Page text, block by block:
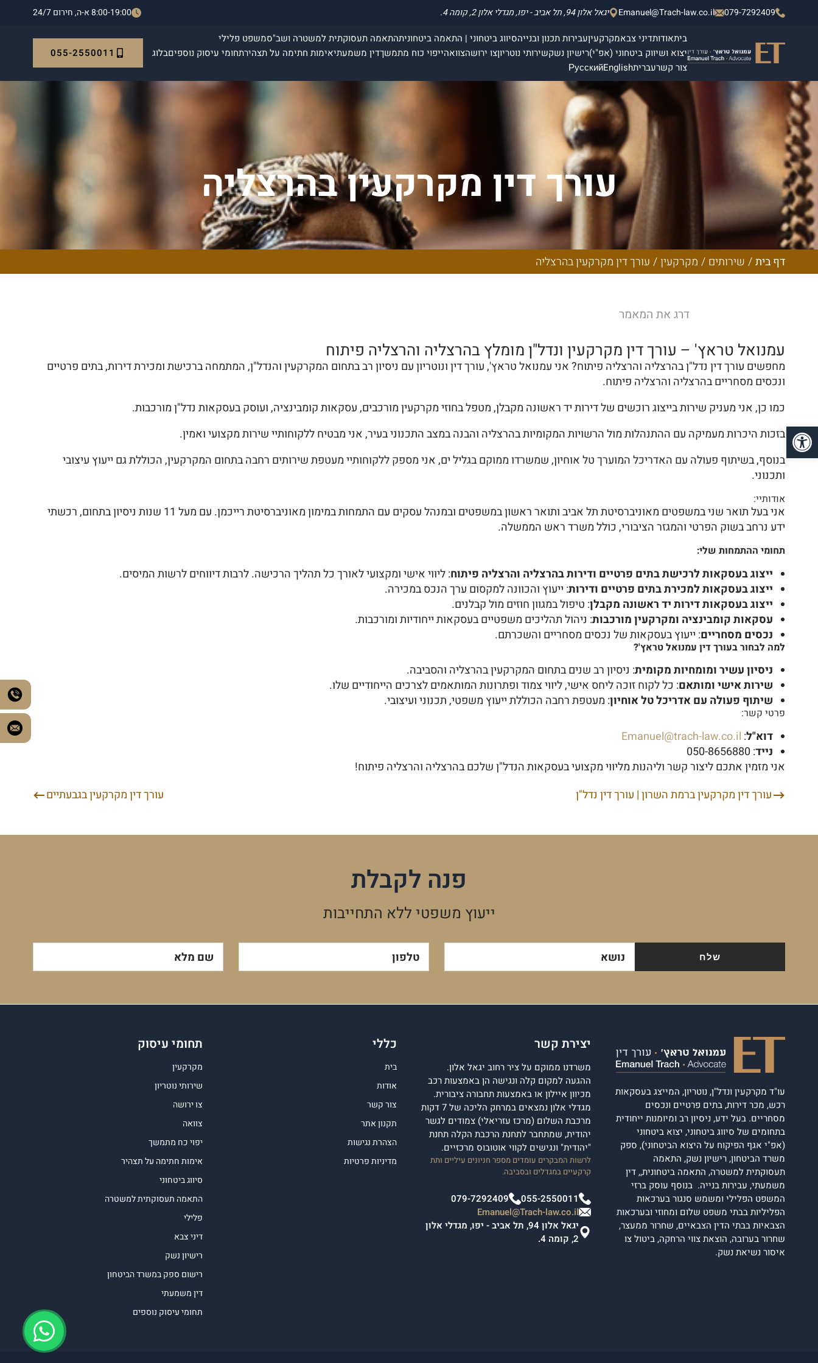
079-7292409
Emanuel@Trach-law.co.il יגאל אלון 94, תל אביב - יפו, מגדלי אלון 2, קומה 4. 8:00-19:00 א-ה, חירום 24/7
ביתאודותדיני צבאמקרקעיןעבירות תכנון ובנייהסיווג ביטחוני | התאמה ביטחוניתהתאמה תעסוקתית למשטרה ושב"סמשפט פלילי
יצוא ושיווק ביטחוני (אפ"י)רישיון נשקשירותי נוטריוןצו ירושהצוואהייפוי כוח מתמשךדין משמעתיאימות חתימה על תצהירתחומי עיסוק נוספיםבלוג
צור קשרעבריתEnglish
Русский
055-2550011
עורך דין מקרקעין בהרצליה
דף בית/ שירותים / מקרקעין/ עורך דין מקרקעין בהרצליה
דרג את המאמר
עמנואל טראץ' – עורך דין מקרקעין ונדל"ן מומלץ בהרצליה והרצליה פיתוח
מחפשים עורך דין נדל"ן בהרצליה והרצליה פיתוח? אני עמנואל טראץ', עורך דין ונוטריון עם ניסיון רב בתחום המקרקעין והנדל"ן, המתמחה ברכישת ומכירת דירות, בתים פרטיים
ונכסים מסחריים בהרצליה והרצליה פיתוח.
כמו כן, אני מעניק שירות בייצוג רוכשים של דירות יד ראשונה מקבלן, מטפל בחוזי מקרקעין מורכבים, עסקאות קומבינציה, ועוסק בעסקאות נדל"ן מורכבות.
בזכות היכרות מעמיקה עם ההתנהלות מול הרשויות המקומיות בהרצליה והבנה במצב התכנוני בעיר, אני מבטיח ללקוחותיי שירות מקצועי ואמין.
בנוסף, בשיתוף פעולה עם האדריכל המוערך טל אוחיון, שמשרדו ממוקם בגליל ים, אני מספק ללקוחותיי מעטפת שירותים רחבה בתחום המקרקעין, הכוללת גם ייעוץ עיצובי
ותכנוני.
אודותיי:
אני בעל תואר שני במשפטים מאוניברסיטת תל אביב ותואר ראשון במשפטים ובמנהל עסקים עם התמחות במימון מאוניברסיטת רייכמן. עם מעל 11 שנות ניסיון בתחום, רכשתי
ידע נרחב בשוק הפרטי והמגזר הציבורי, כולל משרד ראש הממשלה.
תחומי ההתמחות שלי:
ייצוג בעסקאות לרכישת בתים פרטיים ודירות בהרצליה והרצליה פיתוח: ליווי אישי ומקצועי לאורך כל תהליך הרכישה. לרבות דיווחים לרשות המיסים.
ייצוג בעסקאות למכירת בתים פרטיים ודירות: ייעוץ והכוונה למקסום ערך הנכס במכירה.
ייצוג בעסקאות דירות יד ראשונה מקבלן: טיפול במגוון חוזים מול קבלנים.
עסקאות קומבינציה ומקרקעין מורכבות: ניהול תהליכים משפטיים בעסקאות ייחודיות ומורכבות.
נכסים מסחריים: ייעוץ בעסקאות של נכסים מסחריים והשכרתם.
למה לבחור בעורך דין עמנואל טראץ'?
ניסיון עשיר ומומחיות מקומית: ניסיון רב שנים בתחום המקרקעין בהרצליה והסביבה.
שירות אישי ומותאם: כל לקוח זוכה ליחס אישי, ליווי צמוד ופתרונות המותאמים לצרכים הייחודיים שלו.
שיתוף פעולה עם אדריכל טל אוחיון: מעטפת רחבה הכוללת ייעוץ משפטי, תכנוני ועיצובי.
פרטי קשר:
דוא"ל:
Emanuel@trach-law.co.il
נייד: 050-8656880
אני מזמין אתכם ליצור קשר וליהנות מליווי מקצועי בעסקאות הנדל"ן שלכם בהרצליה והרצליה פיתוח!
ניווטעורך דין מקרקעין ברמת השרון | עורך דין נדל"ן עורך דין מקרקעין בגבעתיים
פנה לקבלת
ייעוץ משפטי ללא התחייבות
שם מלא טלפון נושא
עו"ד מקרקעין ונדל"ן, נוטריון, המייצג בעסקאות
רכש, מכר דירות, בתים פרטיים ונכסים
מסחריים. בעל ידע, ניסיון רב ומיומנות ייחודית
בתחומים של סיווג ביטחוני, יצוא ביטחוני
(אפ"י אגף הפיקוח על היצוא הביטחוני), ספק
משרד הביטחון, רישיון נשק, התאמה
תעסוקתית למשטרה, התאמה ביטחונית,, דין
משמעתי, עבירות בנייה. בנוסף עוסק ברזי
המשפט הפלילי ומשמש סנגור בערכאות
הפליליות בבתי משפט שלום ומחוזי ובערכאות
הצבאיות בבתי הדין הצבאיים, שחרור ממעצר,
שחרור בערובה, הוצאת צווי הרחקה, ביטול צו
איסור נשיאת נשק.
יצירת קשר
משרדנו ממוקם על ציר רחוב יגאל אלון.
ההגעה למקום קלה ונגישה הן באמצעות רכב
מכיוון איילון או באמצעות תחבורה ציבורית.
מגדלי אלון נמצאים במרחק הליכה של 7 דקות
מרכבת השלום (מרכז עזריאלי) צמודים לגשר
יהודית, שמתחבר לתחנת הרכבת הקלה תחנת
"יהודית" ונגישים לקווי אוטובוס מרכזיים.
לרשות המבקרים עומדים מספר חניונים עיליים ותת
קרקעיים במגדלים ובסביבה.
055-2550011
079-7292409
Emanuel@Trach-law.co.il
יגאל אלון 94, תל אביב - יפו, מגדלי אלון
2, קומה 4.
כללי
בית
אודות
צור קשר
תקנון אתר
הצהרת נגישות
מדיניות פרטיות
תחומי עיסוק
מקרקעין
שירותי נוטריון
צו ירושה
צוואה
יפוי כח מתמשך
אימות חתימה על תצהיר
סיווג ביטחוני
התאמה תעסוקתית למשטרה
פלילי
דיני צבא
רישיון נשק
רישום ספק במשרד הביטחון
דין משמעתי
תחומי עיסוק נוספים
פתח סרגל נגישות